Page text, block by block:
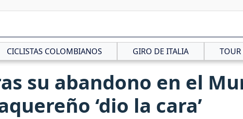
CICLISTAS COLOMBIANOS GIRO DE ITALIA TOUR
su abandono en el
‘dio la cara’